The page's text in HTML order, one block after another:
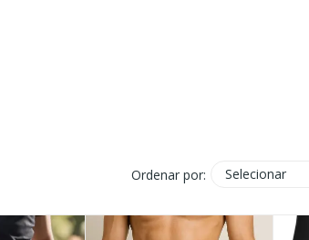
Ordenar por: Selecionar